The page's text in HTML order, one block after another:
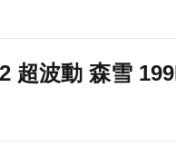
超波動 森雪